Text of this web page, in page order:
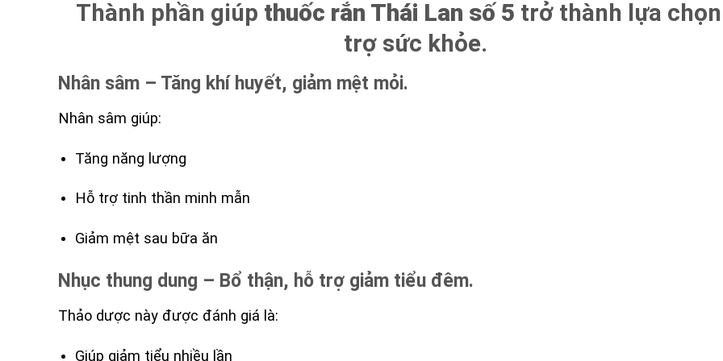
Thành phần giúp thuốc rắn Thái Lan số 5 trở thành lựa
trợ sức khỏe.
Nhân sâm – Tăng khí huyết, giảm mệt mỏi.
Nhân sâm giúp:
Tăng năng lượng
Hỗ trợ tinh thần minh mẫn
Giảm mệt sau bữa ăn
Nhục thung dung – Bổ thận, hỗ trợ giảm tiểu đêm.
Thảo dược này được đánh giá là:
Giúp giảm tiểu nhiều lần